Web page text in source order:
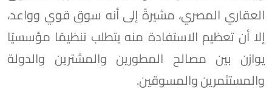
العقاري المصري، مشيرةً إلى أنه سوق قوي وواعد،
إلا أن تعظيم الاستفادة منه يتطلب تنظيمًا مؤسسيًا
يوازن بين مصالح المطورين والمشترين والدولة
والمستثمرين والمسوقين.